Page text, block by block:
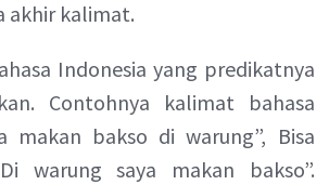
akhir kalimat.
Indonesia yang predikatnya
Contohnya kalimat bahasa
makan bakso di warung”, Bisa
warung saya makan bakso”.